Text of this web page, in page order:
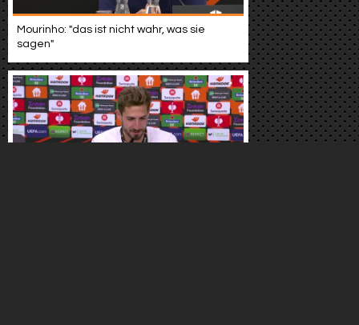
Mourinho: "das ist nicht wahr, was sie
sagen"